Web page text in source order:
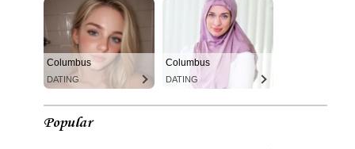
Columbus
DATING
Columbus
DATING
Popular